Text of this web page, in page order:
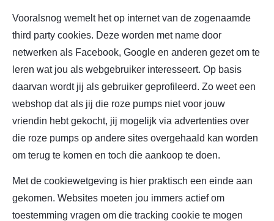
Vooralsnog wemelt het op internet van de zogenaamde
third party cookies. Deze worden met name door
netwerken als Facebook, Google en anderen gezet om te
leren wat jou als webgebruiker interesseert. Op basis
daarvan wordt jij als gebruiker geprofileerd. Zo weet een
webshop dat als jij die roze pumps niet voor jouw
vriendin hebt gekocht, jij mogelijk via advertenties over
die roze pumps op andere sites overgehaald kan worden
om terug te komen en toch die aankoop te doen.
Met de cookiewetgeving is hier praktisch een einde aan
gekomen. Websites moeten jou immers actief om
toestemming vragen om die tracking cookie te mogen